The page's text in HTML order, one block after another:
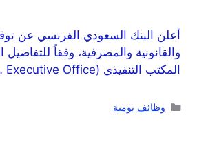
أعلن البنك السعودي الفرنسي عن
المكتب التنفيذي (Executive Office …
وظائف يومية